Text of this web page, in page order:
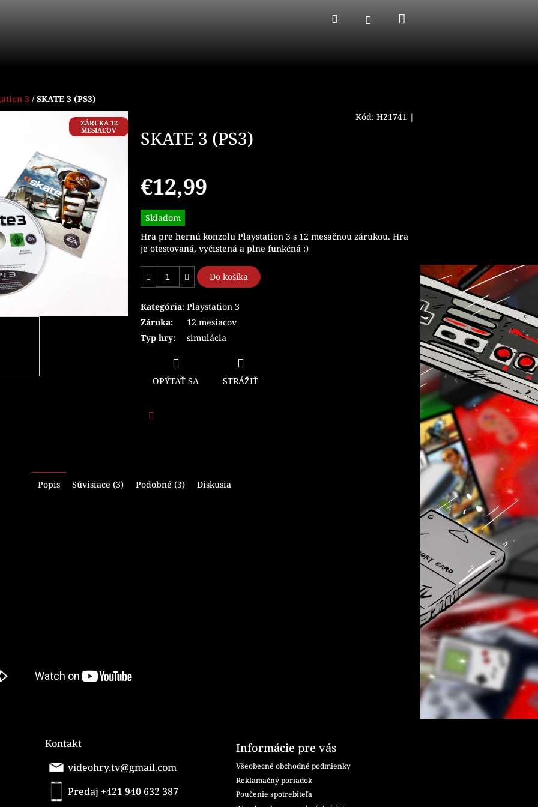
Hľadať Prihlásenie
3 / SKATE 3 (PS3)
ZÁRUKA 12
MESIACOV
Kód: H21741 |
SKATE 3 (PS3)
€12,99
Jednotková
cena:
Skladom
Hra pre hernú konzolu Playstation 3 s 12 mesačnou zárukou. Hra
je otestovaná, vyčistená a plne funkčná :)
Do košíka
Kategória: Playstation 3
Záruka:
12 mesiacov
Typ hry: simulácia
OPÝTAŤ SA STRÁŽIŤ
Popis Súvisiace (3) Podobné (3) Diskusia
Kontakt
videohry.tv@gmail.com
Predaj +421 940 632 387
Informácie pre vás
Všeobecné obchodné podmienky
Reklamačný poriadok
Poučenie spotrebiteľa